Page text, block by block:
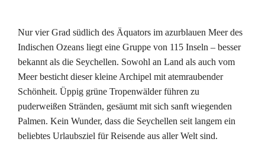
Nur vier Grad südlich des Äquators im azurblauen Meer des
Indischen Ozeans liegt eine Gruppe von 115 Inseln – besser
bekannt als die Seychellen. Sowohl an Land als auch vom
Meer besticht dieser kleine Archipel mit atemraubender
Schönheit. Üppig grüne Tropenwälder führen zu
puderweißen Stränden, gesäumt mit sich sanft wiegenden
Palmen. Kein Wunder, dass die Seychellen seit langem ein
beliebtes Urlaubsziel für Reisende aus aller Welt sind.